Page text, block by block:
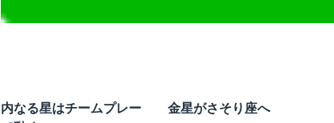
内なる星はチームプレー
金星がさそり座へ